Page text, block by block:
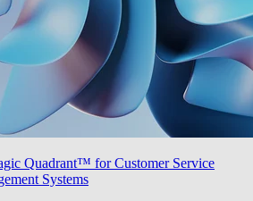
Quadrant™ for Customer Service
Systems